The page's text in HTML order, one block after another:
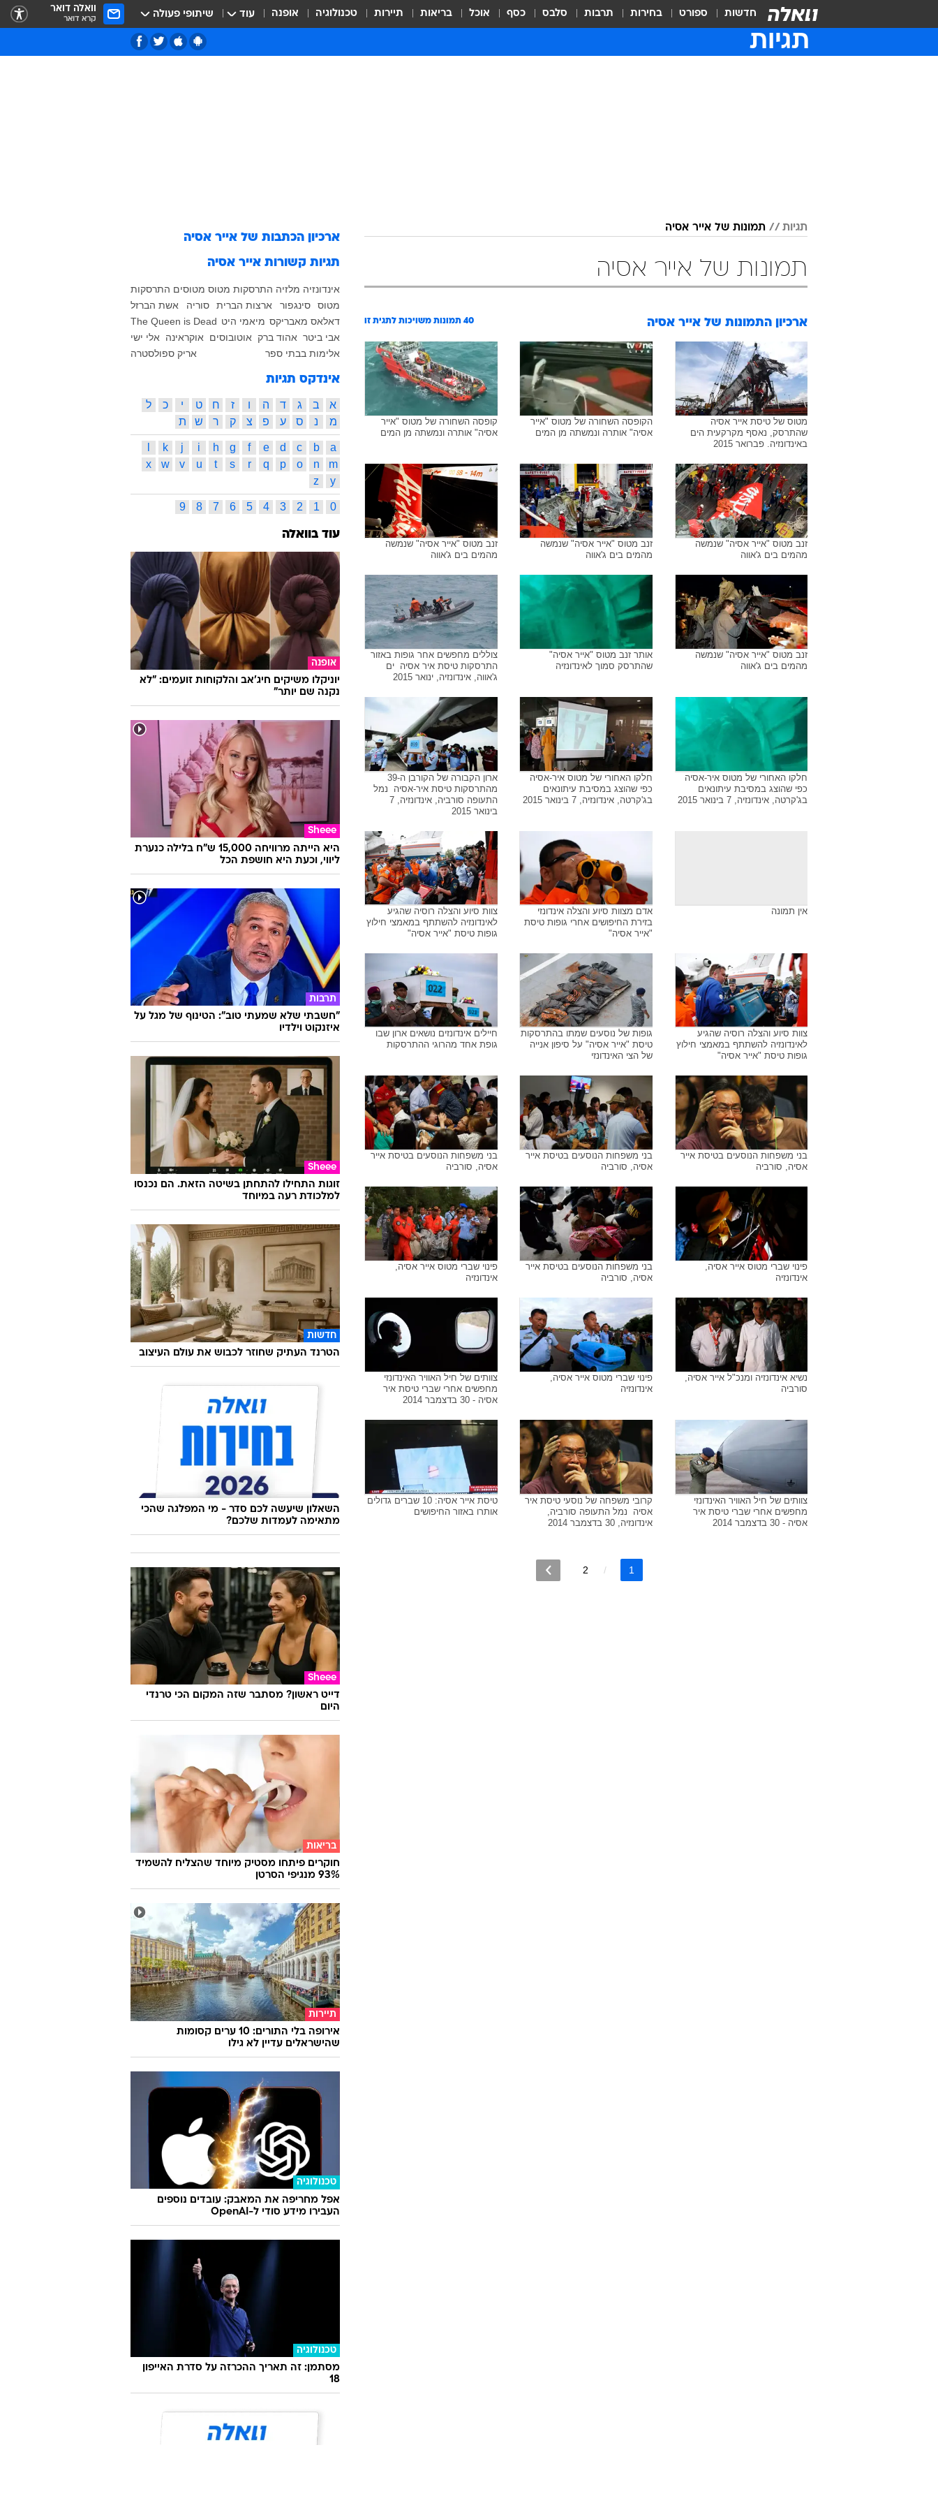
חדשות ספורט בחירות תרבות סלבס כסף אוכל בריאות תיירות טכנולוגיה אופנה עוד שיתופי פעולה וואלה דואר
קרא דואר
תגיות
תגיות תמונות של אייר אסיה
תמונות של אייר אסיה
ארכיון התמונות של אייר אסיה 40 תמונות משויכות לתגית זו
מטוס של טיסת אייר אסיה
שהתרסק, נאסף מקרקעית הים
באינדונזיה. פברואר 2015
הקופסה השחורה של מטוס "אייר
אסיה" אותרה ונמשתה מן המים
קופסה השחורה של מטוס "אייר
אסיה" אותרה ונמשתה מן המים
זנב מטוס "אייר אסיה" שנמשה
מהמים בים ג'אווה
זנב מטוס "אייר אסיה" שנמשה
מהמים בים ג'אווה
זנב מטוס "אייר אסיה" שנמשה
מהמים בים ג'אווה
זנב מטוס "אייר אסיה" שנמשה
מהמים בים ג'אווה
אותר זנב מטוס "אייר אסיה"
שהתרסק סמוך לאינדונזיה
צוללים מחפשים אחר גופות באזור
התרסקות טיסת איר אסיה  ים
ג'אווה, אינדונזיה, ינואר 2015
חלקו האחורי של מטוס איר-אסיה
כפי שהוצג במסיבת עיתונאים
בג'קרטה, אינדונזיה, 7 בינואר 2015
חלקו האחורי של מטוס איר-אסיה
כפי שהוצג במסיבת עיתונאים
בג'קרטה, אינדונזיה, 7 בינואר 2015
ארון הקבורה של הקורבן ה-39
מהתרסקות טיסת איר-אסיה  נמל
התעופה סורביה, אינדונזיה, 7
בינואר 2015
אין תמונה
אדם מצוות סיוע והצלה אינדונזי
בזירת החיפושים אחרי גופות טיסת
"אייר אסיה"
צוות סיוע והצלה רוסיה שהגיע
לאינדונזיה להשתתף במאמצי חילוץ
גופות טיסת "אייר אסיה"
צוות סיוע והצלה רוסיה שהגיע
לאינדונזיה להשתתף במאמצי חילוץ
גופות טיסת "אייר אסיה"
גופות של נוסעים שמתו בהתרסקות
טיסת "אייר אסיה" על סיפון אנייה
של הצי האינדונזי
חיילים אינדונזים נושאים ארון שבו
גופת אחד מהרוגי ההתרסקות
בני משפחות הנוסעים בטיסת אייר
אסיה, סורביה
בני משפחות הנוסעים בטיסת אייר
אסיה, סורביה
בני משפחות הנוסעים בטיסת אייר
אסיה, סורביה
פינוי שברי מטוס אייר אסיה,
אינדונזיה
בני משפחות הנוסעים בטיסת אייר
אסיה, סורביה
פינוי שברי מטוס אייר אסיה,
אינדונזיה
נשיא אינדונזיה ומנכ"ל אייר אסיה,
סורביה
פינוי שברי מטוס אייר אסיה,
אינדונזיה
צוותים של חיל האוויר האינדונזי
מחפשים אחרי שברי טיסת איר
אסיה - 30 בדצמבר 2014
צוותים של חיל האוויר האינדונזי
מחפשים אחרי שברי טיסת איר
אסיה - 30 בדצמבר 2014
קרובי משפחה של נוסעי טיסת איר
אסיה  נמל התעופה סורביה,
אינדונזיה, 30 בדצמבר 2014
טיסת אייר אסיה: 10 שברים גדולים
אותרו באזור החיפושים
1
2
ארכיון הכתבות של אייר אסיה
תגיות קשורות אייר אסיה
אינדונזיה מלזיה התרסקות מטוס מטוסים התרסקות
מטוס
סינגפור ארצות הברית סוריה
אשת הברזל
דאלאס מאבריקס מיאמי היט The Queen is Dead
אבי ביטר אהוד ברק אוטובוסים אוקראינה
אלי ישי
אלימות בבתי ספר
אריק ספולסטרה
אינדקס תגיות
א ב ג ד ה ו ז ח ט י כ
ל
מ
נ ס ע פ צ ק ר ש ת
a
b
c
d
e
f
g
h
i
j
k
m
n
o
p
q
r
s
t
u
v
w
x
y
z
0
1
2
3
4
5
6
7
8
9
עוד בוואלה
אופנה
יוניקלו משיקים חיג'אב והלקוחות זועמים: "לא
נקנה שם יותר"
Sheee
היא הייתה מרוויחה 15,000 ש"ח בלילה כנערת
ליווי, וכעת היא חושפת הכל
תרבות
"חשבתי שלא שמעתי טוב": הטינוף של מגל על
איזנקוט וילדיו
Sheee
זוגות התחילו להתחתן בשיטה הזאת. הם נכנסו
למלכודת רעה במיוחד
חדשות
הטרנד העתיק שחוזר לכבוש את עולם העיצוב
השאלון שיעשה לכם סדר - מי המפלגה שהכי
מתאימה לעמדות שלכם?
Sheee
דייט ראשון? מסתבר שזה המקום הכי טרנדי
היום
בריאות
חוקרים פיתחו מסטיק מיוחד שהצליח להשמיד
93% מנגיפי הסרטן
תיירות
אירופה בלי התורים: 10 ערים קסומות
שהישראלים עדיין לא גילו
טכנולוגיה
אפל מחריפה את המאבק: עובדים נוספים
העבירו מידע סודי ל-OpenAI
טכנולוגיה
מסתמן: זה תאריך ההכרזה על סדרת האייפון
18